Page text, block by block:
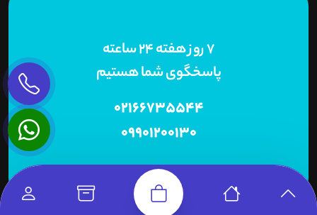
7 روز هفته 24 ساعته
پاسخگوی شما هستیم
02166735544
09901200130